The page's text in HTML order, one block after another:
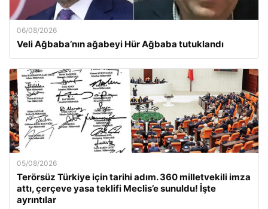
06/08/2026
Veli Ağbaba’nın ağabeyi Hür Ağbaba tutuklandı
05/08/2026
Terörsüz Türkiye için tarihi adım. 360 milletvekili imza
attı, çerçeve yasa teklifi Meclis’e sunuldu! İşte
ayrıntılar